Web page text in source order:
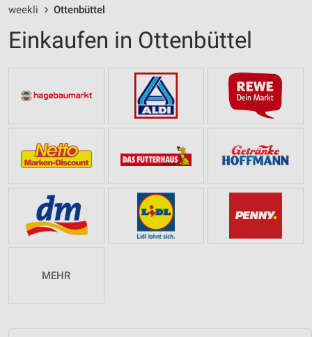
weekli Ottenbüttel
Einkaufen in Ottenbüttel
MEHR